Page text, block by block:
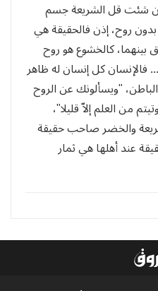
شئت قل الشريعة جسم
روح، إذن فالحقيقة هي
بينهما، كالخشوع هو روح
فالإنسان كل إنسان له ظاهر
"ويسألونك عن الروح
من العلم إلاّ قليلا"،
والخضر صاحب حقيقة
عند أهلها هي ثمار